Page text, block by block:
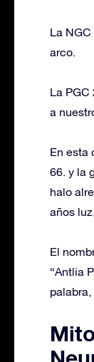
La NGC
arco.
La
a
En esta
66. y la
halo
años
El
“Antlia